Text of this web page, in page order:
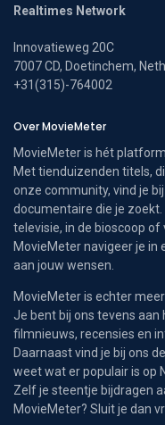
Realtimes Network
Innovatieweg 20C
7007 CD, Doetinchem,
+31(315)-764002
Over MovieMeter
MovieMeter is hét
Met tienduizenden titels,
onze community, vind je
documentaire die je
televisie, in de bioscoop
MovieMeter navigeer je in
aan jouw wensen.
MovieMeter is echter
Je bent bij ons tevens
filmnieuws, recensies en
Daarnaast vind je bij ons
weet wat er populair is op
Zelf je steentje bijdragen
MovieMeter? Sluit je dan